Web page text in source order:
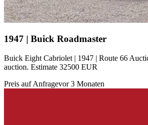
1947 | Buick Roadmaster
Buick Eight Cabriolet | 1947 | Route 66
auction. Estimate 32500 EUR
Preis auf Anfragevor 3 Monaten